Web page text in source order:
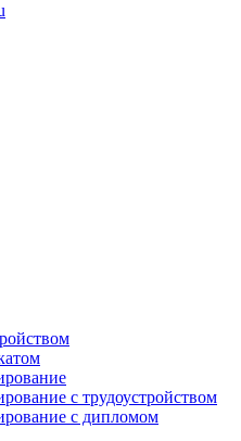
с трудоустройством
с дипломом